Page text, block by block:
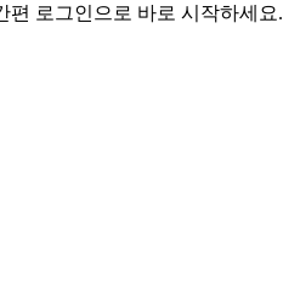
편 로그인으로 바로 시작하세요.